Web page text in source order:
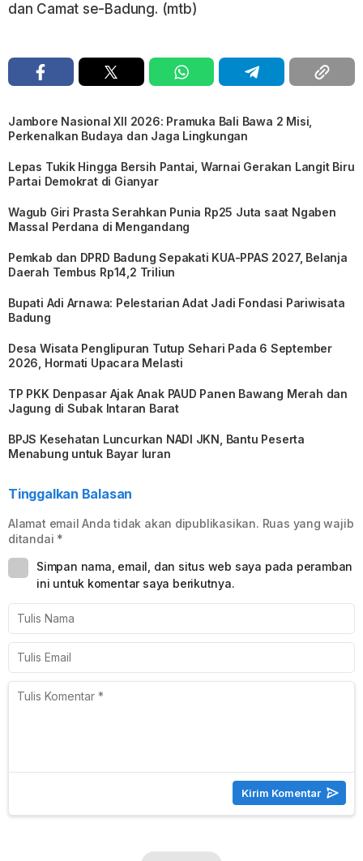
dan Camat se-Badung. (mtb)
Jambore Nasional XII 2026: Pramuka Bali Bawa 2 Misi,
Perkenalkan Budaya dan Jaga Lingkungan
Lepas Tukik Hingga Bersih Pantai, Warnai Gerakan Langit Biru
Partai Demokrat di Gianyar
Wagub Giri Prasta Serahkan Punia Rp25 Juta saat Ngaben
Massal Perdana di Mengandang
Pemkab dan DPRD Badung Sepakati KUA-PPAS 2027, Belanja
Daerah Tembus Rp14,2 Triliun
Bupati Adi Arnawa: Pelestarian Adat Jadi Fondasi Pariwisata
Badung
Desa Wisata Penglipuran Tutup Sehari Pada 6 September
2026, Hormati Upacara Melasti
TP PKK Denpasar Ajak Anak PAUD Panen Bawang Merah dan
Jagung di Subak Intaran Barat
BPJS Kesehatan Luncurkan NADI JKN, Bantu Peserta
Menabung untuk Bayar Iuran
Tinggalkan Balasan
Alamat email Anda tidak akan dipublikasikan. Ruas yang wajib
ditandai *
Simpan nama, email, dan situs web saya pada peramban
ini untuk komentar saya berikutnya.